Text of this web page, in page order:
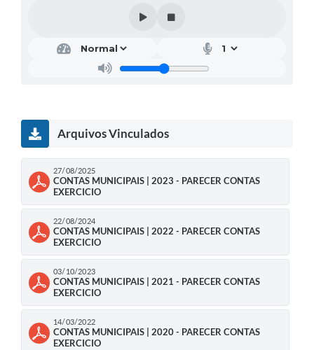
Arquivos Vinculados
27/08/2025
CONTAS MUNICIPAIS | 2023 - PARECER CONTAS
EXERCICIO
22/08/2024
CONTAS MUNICIPAIS | 2022 - PARECER CONTAS
EXERCICIO
03/10/2023
CONTAS MUNICIPAIS | 2021 - PARECER CONTAS
EXERCICIO
14/03/2022
CONTAS MUNICIPAIS | 2020 - PARECER CONTAS
EXERCICIO